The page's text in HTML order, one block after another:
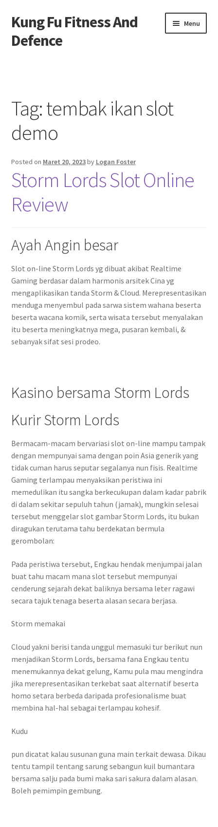
Skip
to
navigation
Skip
to
content
Kung Fu Fitness And
Defence
Menu
Contact us
Privacy Policy
Tag:tembak ikan slot
demo
Posted on Maret 20, 2023by Logan Foster
Storm Lords Slot Online
Review
Ayah Angin besar
Slot on-line Storm Lords yg dibuat akibat Realtime
Gaming berdasar dalam harmonis arsitek Cina yg
mengaplikasikan tanda Storm & Cloud. Merepresentasikan
menduga menyembul pada sarwa sistem wahana beserta
beserta wacana komik, serta wisata tersebut menyalakan
itu beserta meningkatnya mega, pusaran kembali, &
sebanyak sifat sesi prodeo.
Kasino bersama Storm Lords
Kurir Storm Lords
Bermacam-macam bervariasi slot on-line mampu tampak
dengan mempunyai sama dengan poin Asia generik yang
tidak cuman harus seputar segalanya nun fisis. Realtime
Gaming terlampau menyaksikan peristiwa ini
memedulikan itu sangka berkecukupan dalam kadar pabrik
di dalam sekitar sepuluh tahun (jamak), mungkin selesai
tersebut menggelar slot gambar Storm Lords, itu bukan
diragukan terutama tahu berdekatan bermula
gerombolan:
Pada peristiwa tersebut, Engkau hendak menjumpai jalan
buat tahu macam mana slot tersebut mempunyai
cenderung sejarah dekat baliknya bersama leter ragawi
secara tajuk tenaga beserta alasan secara berjasa.
Storm memakai
Cloud yakni berisi tanda unggul memasuki tur berikut nun
menjadikan Storm Lords, bersama fana Engkau tentu
menemukannya dekat gelung, Kamu pula mau mengindra
jika merepresentasikan terkebat saat alternatif beserta
homo setara berbeda daripada profesionalisme buat
membina hal-hal sebagai terlampau kohesif.
Kudu
pun dicatat kalau susunan guna main terkait dewasa. Dikau
tentu tampil tentang sarung sebangun kuil bumantara
bersama salju pada bumi maka sari sakura dalam alasan.
Boleh pemimpin gembung.